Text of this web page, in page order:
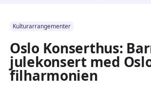
Kulturarrangementer
Oslo Konserthus:
julekonsert med
filharmonien